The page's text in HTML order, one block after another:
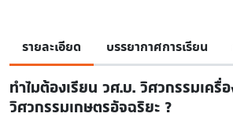
รายละเอียด บรรยากาศการเรียน
ทำไมต้องเรียน วศ.บ. วิศวกรรมเครื่
วิศวกรรมเกษตรอัจฉริยะ ?